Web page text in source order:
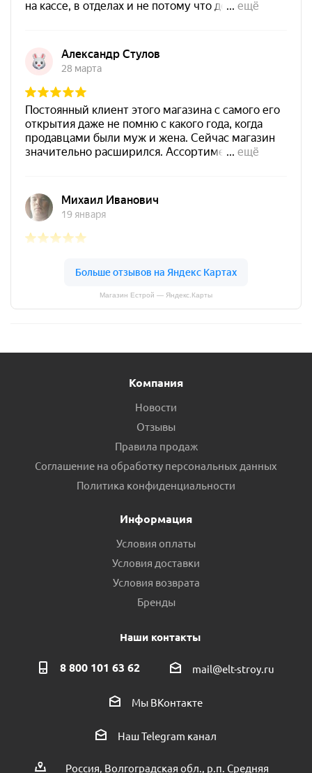
Магазин Естрой — Яндекс.Карты
Компания
Новости
Отзывы
Правила продаж
Соглашение на обработку персональных данных
Политика конфиденциальности
Информация
Условия оплаты
Условия доставки
Условия возврата
Бренды
Наши контакты
8 800 101 63 62 mail@elt-stroy.ru
Мы ВКонтакте
Наш Telegram канал
Россия, Волгоградская обл., р.п. Средняя